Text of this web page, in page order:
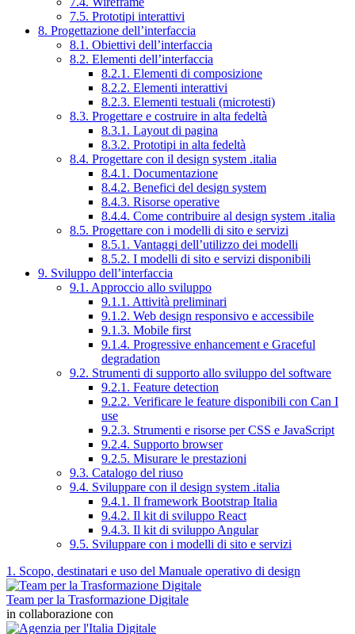
7.5. Prototipi interattivi
8. Progettazione dell’interfaccia
8.1. Obiettivi dell’interfaccia
8.2. Elementi dell’interfaccia
8.2.1. Elementi di composizione
8.2.2. Elementi interattivi
8.2.3. Elementi testuali (microtesti)
8.3. Progettare e costruire in alta fedeltà
8.3.1. Layout di pagina
8.3.2. Prototipi in alta fedeltà
8.4. Progettare con il design system .italia
8.4.1. Documentazione
8.4.2. Benefici del design system
8.4.3. Risorse operative
8.4.4. Come contribuire al design system .italia
8.5. Progettare con i modelli di sito e servizi
8.5.1. Vantaggi dell’utilizzo dei modelli
8.5.2. I modelli di sito e servizi disponibili
9. Sviluppo dell’interfaccia
9.1. Approccio allo sviluppo
9.1.1. Attività preliminari
9.1.2. Web design responsivo e accessibile
9.1.3. Mobile first
9.1.4. Progressive enhancement e Graceful
degradation
9.2. Strumenti di supporto allo sviluppo del software
9.2.1. Feature detection
9.2.2. Verificare le feature disponibili con Can I
use
9.2.3. Strumenti e risorse per CSS e JavaScript
9.2.4. Supporto browser
9.2.5. Misurare le prestazioni
9.3. Catalogo del riuso
9.4. Sviluppare con il design system .italia
9.4.1. Il framework Bootstrap Italia
9.4.2. Il kit di sviluppo React
9.4.3. Il kit di sviluppo Angular
9.5. Sviluppare con i modelli di sito e servizi
1. Scopo, destinatari e uso del Manuale operativo di design
Team per la Trasformazione Digitale
in collaborazione con